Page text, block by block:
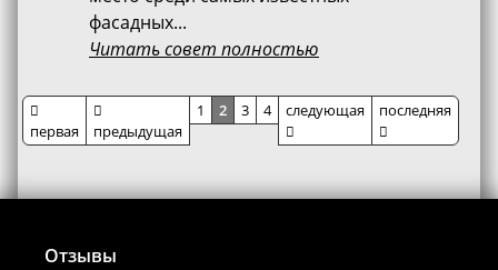
Материалы
фасадных...
Читать совет полностью
1 2 3 4
Отзывы